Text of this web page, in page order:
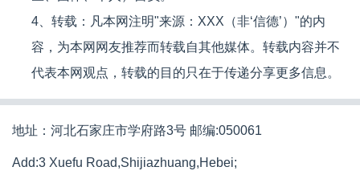
4、转载：凡本网注明"来源：XXX（非‘信德’）"的内
容，为本网网友推荐而转载自其他媒体。转载内容并不
代表本网观点，转载的目的只在于传递分享更多信息。
地址：河北石家庄市学府路3号 邮编:050061
Add:3 Xuefu Road,Shijiazhuang,Hebei;